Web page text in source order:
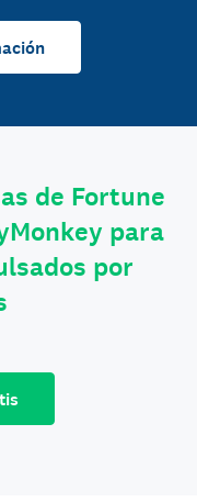
de Fortune
para
por